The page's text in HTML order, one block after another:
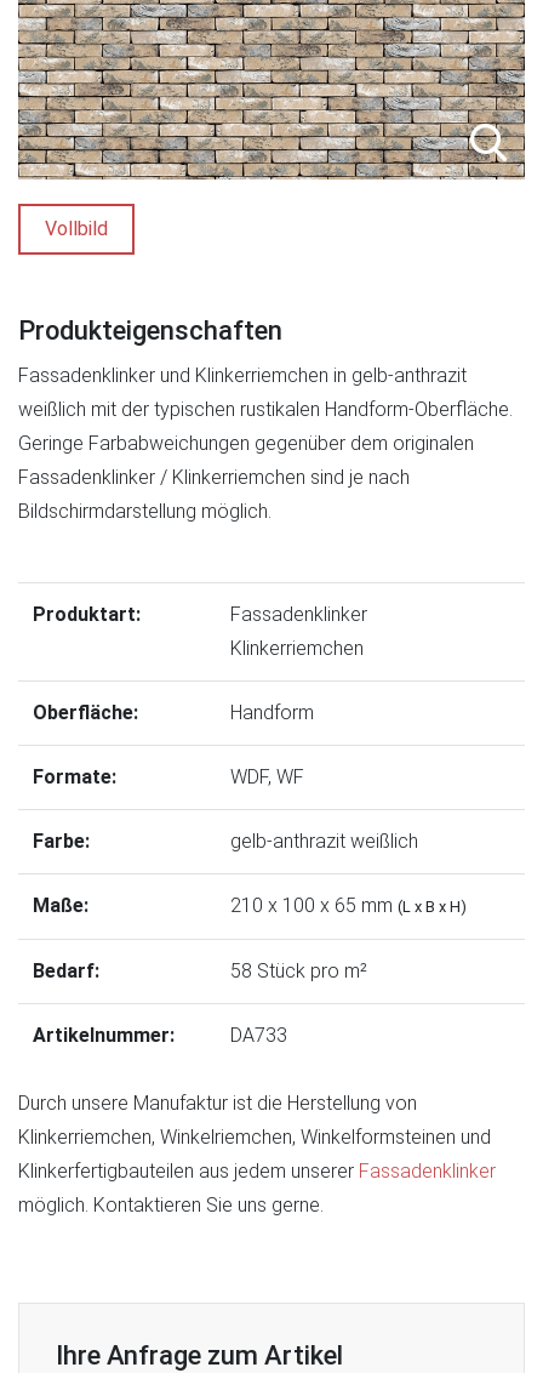
Vollbild
Produkteigenschaften
Fassadenklinker und Klinkerriemchen in gelb-anthrazit
weißlich mit der typischen rustikalen Handform-Oberfläche.
Geringe Farbabweichungen gegenüber dem originalen
Fassadenklinker / Klinkerriemchen sind je nach
Bildschirmdarstellung möglich.
Produktart:
Fassadenklinker
Klinkerriemchen
Oberfläche: Handform
Formate: WDF, WF
Farbe: gelb-anthrazit weißlich
Maße: 210 x 100 x 65 mm (L x B x H)
Bedarf: 58 Stück pro m²
Artikelnummer: DA733
Durch unsere Manufaktur ist die Herstellung von
Klinkerriemchen, Winkelriemchen, Winkelformsteinen und
Klinkerfertigbauteilen aus jedem unserer Fassadenklinker
möglich. Kontaktieren Sie uns gerne.
Ihre Anfrage zum Artikel